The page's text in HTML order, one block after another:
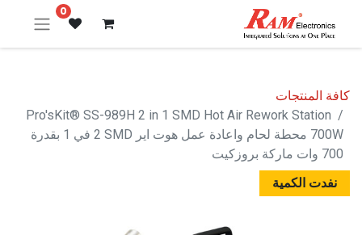
0
كافة المنتجات
Pro'sKit® SS-989H 2 in 1 SMD Hot Air Rework Station
700W محطة لحام واعادة عمل هوت اير SMD ‏2 في 1 بقدرة
700 وات ماركة بروزكيت
نفدت الكمية